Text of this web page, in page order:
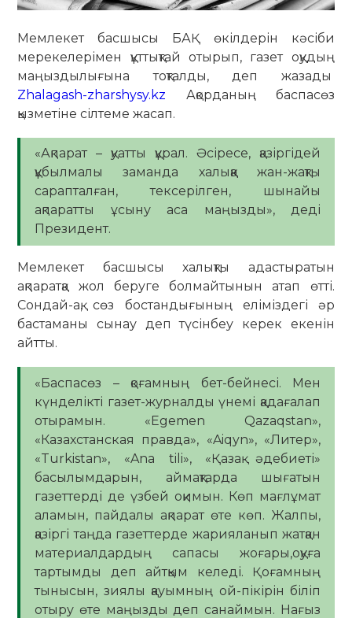
Мемлекет басшысы БАҚ өкілдерін кәсіби
мерекелерімен құттықтай отырып, газет оқудың
маңыздылығына тоқталды, деп жазады
Zhalagash-zharshysy.kz Ақорданың баспасөз
қызметіне сілтеме жасап.
«Ақпарат – қуатты құрал. Әсіресе, қазіргідей
құбылмалы заманда халыққа жан-жақты
сарапталған, тексерілген, шынайы
ақпаратты ұсыну аса маңызды», деді
Президент.
Мемлекет басшысы халықты адастыратын
ақпаратқа жол беруге болмайтынын атап өтті.
Сондай-ақ, сөз бостандығының еліміздегі әр
бастаманы сынау деп түсінбеу керек екенін
айтты.
«Баспасөз – қоғамның бет-бейнесі. Мен
күнделікті газет-журналды үнемі қадағалап
отырамын. «Egemen Qazaqstan»,
«Казахстанская правда», «Aiqyn», «Литер»,
«Turkistan», «Ana tili», «Қазақ әдебиеті»
басылымдарын, аймақтарда шығатын
газеттерді де үзбей оқимын. Көп мағлұмат
аламын, пайдалы ақпарат өте көп. Жалпы,
қазіргі таңда газеттерде жарияланып жатқан
материалдардың сапасы жоғары,оқуға
тартымды деп айтқым келеді. Қоғамның
тынысын, зиялы қауымның ой-пікірін біліп
отыру өте маңызды деп санаймын. Нағыз